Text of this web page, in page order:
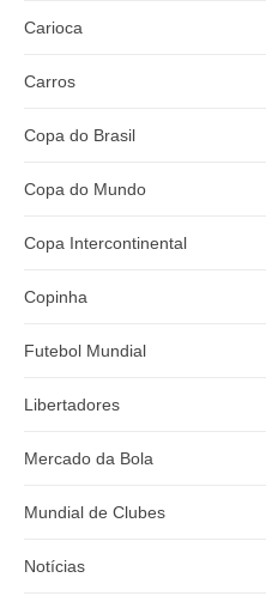
Carioca
Carros
Copa do Brasil
Copa do Mundo
Copa Intercontinental
Copinha
Futebol Mundial
Libertadores
Mercado da Bola
Mundial de Clubes
Notícias